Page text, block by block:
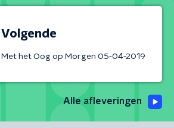
Volgende
Met het Oog op Morgen 05-04-2019
Alle afleveringen